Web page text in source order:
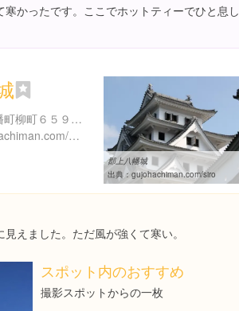
寒かったです。ここでホットティーでひと息し
岐阜県郡上市八幡町柳町６５９ 一の平 ６５９
http://www.gujohachiman.com/kanko/
郡上八幡城
出典： gujohachiman.com/siro
えました。ただ風が強くて寒い。
スポット内のおすすめ
撮影スポットからの一枚